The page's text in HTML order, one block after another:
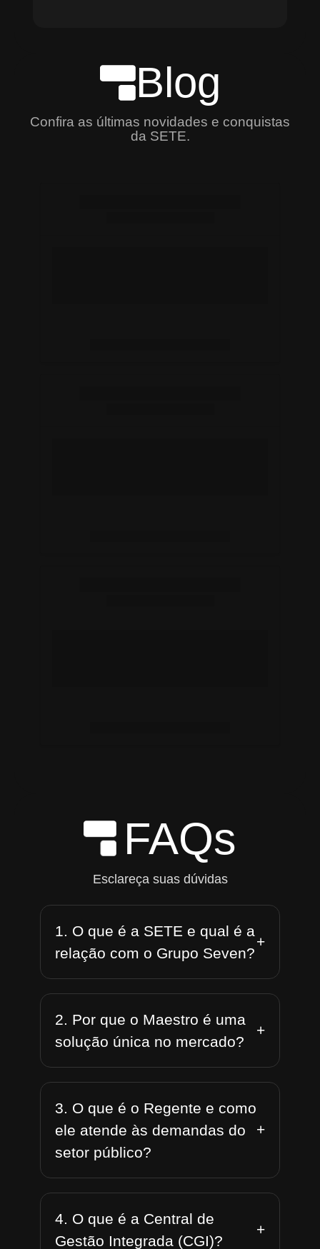
Blog
Confira as últimas novidades e conquistas
da SETE.
FAQs
Esclareça suas dúvidas
1. O que é a SETE e qual é a
relação com o Grupo Seven?
+
2. Por que o Maestro é uma
solução única no mercado?
+
3. O que é o Regente e como
ele atende às demandas do
setor público?
+
4. O que é a Central de
Gestão Integrada (CGI)?
+